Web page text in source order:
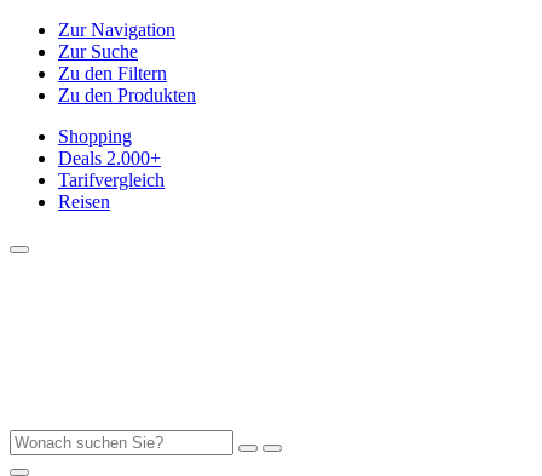
Zur Navigation
Zur Suche
Zu den Filtern
Zu den Produkten
Shopping
Deals 2.000+
Tarifvergleich
Reisen